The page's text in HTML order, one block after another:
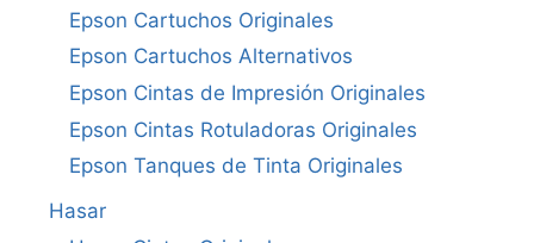
Epson Cartuchos Originales
Epson Cartuchos Alternativos
Epson Cintas de Impresión Originales
Epson Cintas Rotuladoras Originales
Epson Tanques de Tinta Originales
Hasar